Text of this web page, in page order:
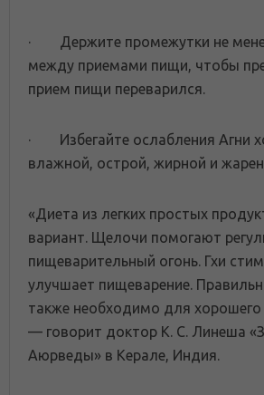
· Держите промежутки не
между приемами пищи, чтобы
прием пищи переварился.
· Избегайте ослабления Агни
влажной, острой, жирной и
«Диета из легких простых
вариант. Щелочи помогают
пищеварительный огонь. Гхи
улучшает пищеварение.
также необходимо для хорошего
— говорит доктор К. С. Линеша
Аюрведы» в Керале, Индия.